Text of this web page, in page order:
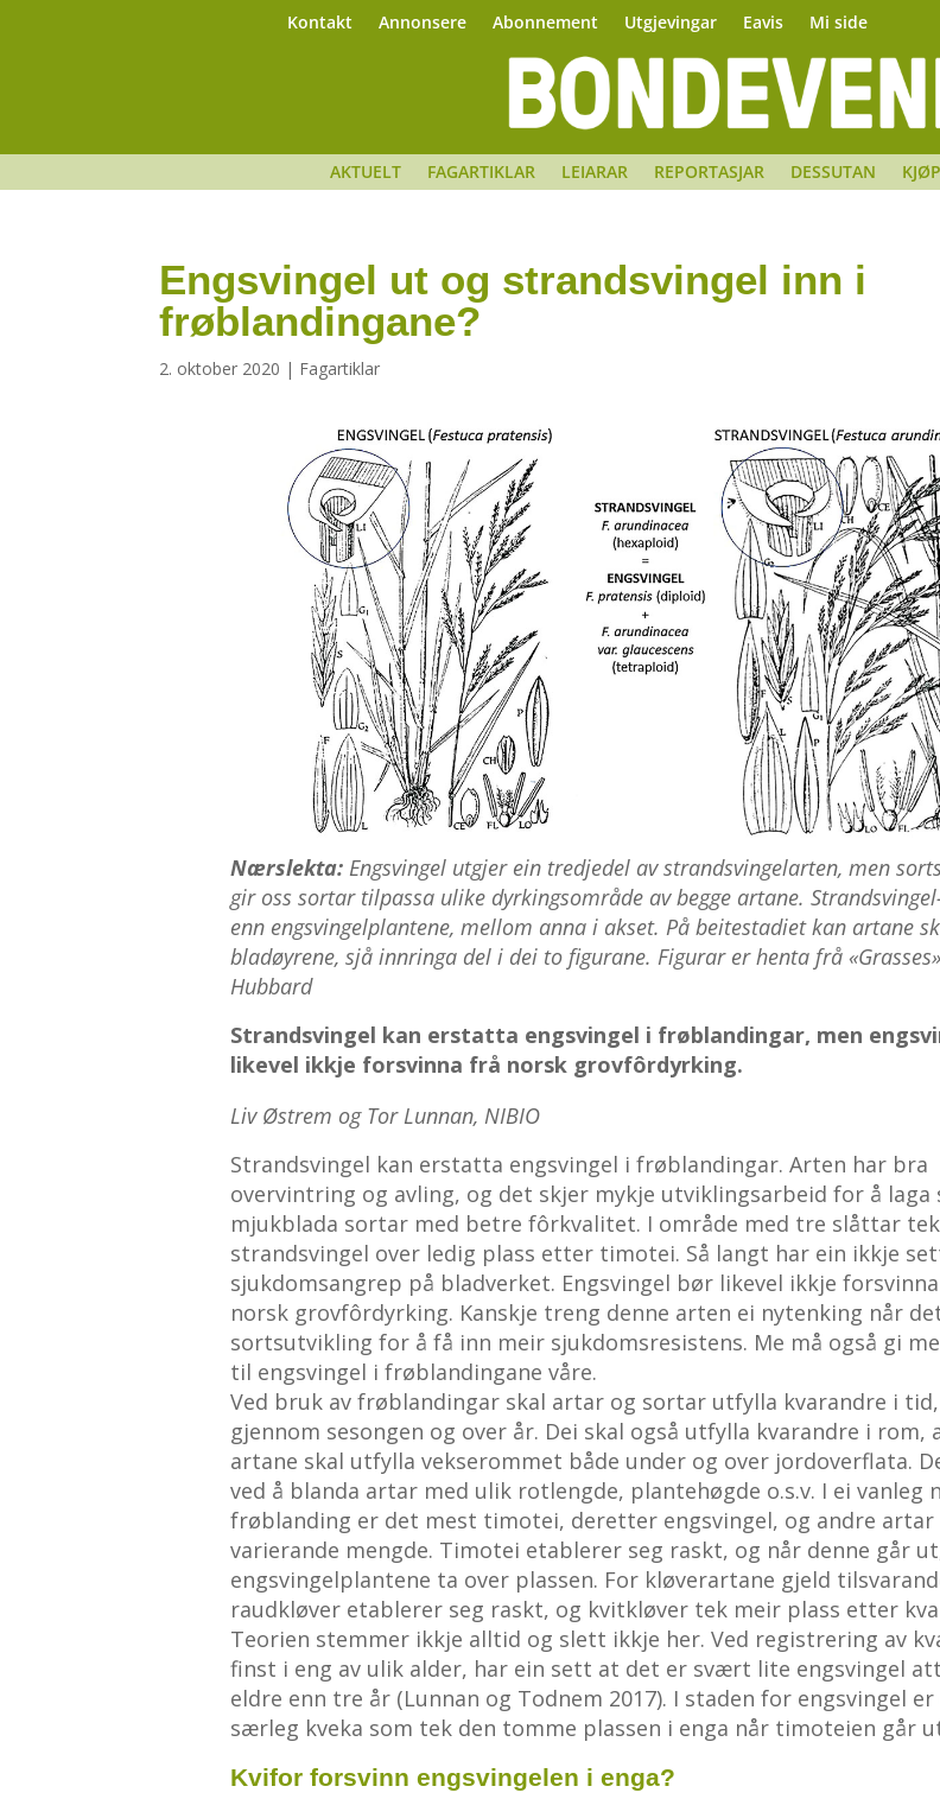
Kontakt Annonsere Abonnement Utgjevingar Eavis Mi side
AKTUELT FAGARTIKLAR LEIARAR REPORTASJAR DESSUTAN
Engsvingel ut og strandsvingel inn i
frøblandingane?
2. oktober 2020 | Fagartiklar
Nærslekta: Engsvingel utgjer ein tredjedel av strandsvingelarten, men
gir oss sortar tilpassa ulike dyrkingsområde av begge artane.
enn engsvingelplantene, mellom anna i akset. På beitestadiet kan artane
bladøyrene, sjå innringa del i dei to figurane. Figurar er henta frå
Hubbard
Strandsvingel kan erstatta engsvingel i frøblandingar, men
likevel ikkje forsvinna frå norsk grovfôrdyrking.
Liv Østrem og Tor Lunnan, NIBIO
Strandsvingel kan erstatta engsvingel i frøblandingar. Arten har bra
overvintring og avling, og det skjer mykje utviklingsarbeid for å laga
mjukblada sortar med betre fôrkvalitet. I område med tre slåttar tek
strandsvingel over ledig plass etter timotei. Så langt har ein ikkje
sjukdomsangrep på bladverket. Engsvingel bør likevel ikkje
norsk grovfôrdyrking. Kanskje treng denne arten ei nytenking når
sortsutvikling for å få inn meir sjukdomsresistens. Me må også gi
til engsvingel i frøblandingane våre.
Ved bruk av frøblandingar skal artar og sortar utfylla kvarandre i
gjennom sesongen og over år. Dei skal også utfylla kvarandre i rom,
artane skal utfylla vekserommet både under og over jordoverflata.
ved å blanda artar med ulik rotlengde, plantehøgde o.s.v. I ei vanleg
frøblanding er det mest timotei, deretter engsvingel, og andre artar
varierande mengde. Timotei etablerer seg raskt, og når denne går
engsvingelplantene ta over plassen. For kløverartane gjeld
raudkløver etablerer seg raskt, og kvitkløver tek meir plass etter
Teorien stemmer ikkje alltid og slett ikkje her. Ved registrering av
finst i eng av ulik alder, har ein sett at det er svært lite engsvingel
eldre enn tre år (Lunnan og Todnem 2017). I staden for engsvingel
særleg kveka som tek den tomme plassen i enga når timoteien går
Kvifor forsvinn engsvingelen i enga?